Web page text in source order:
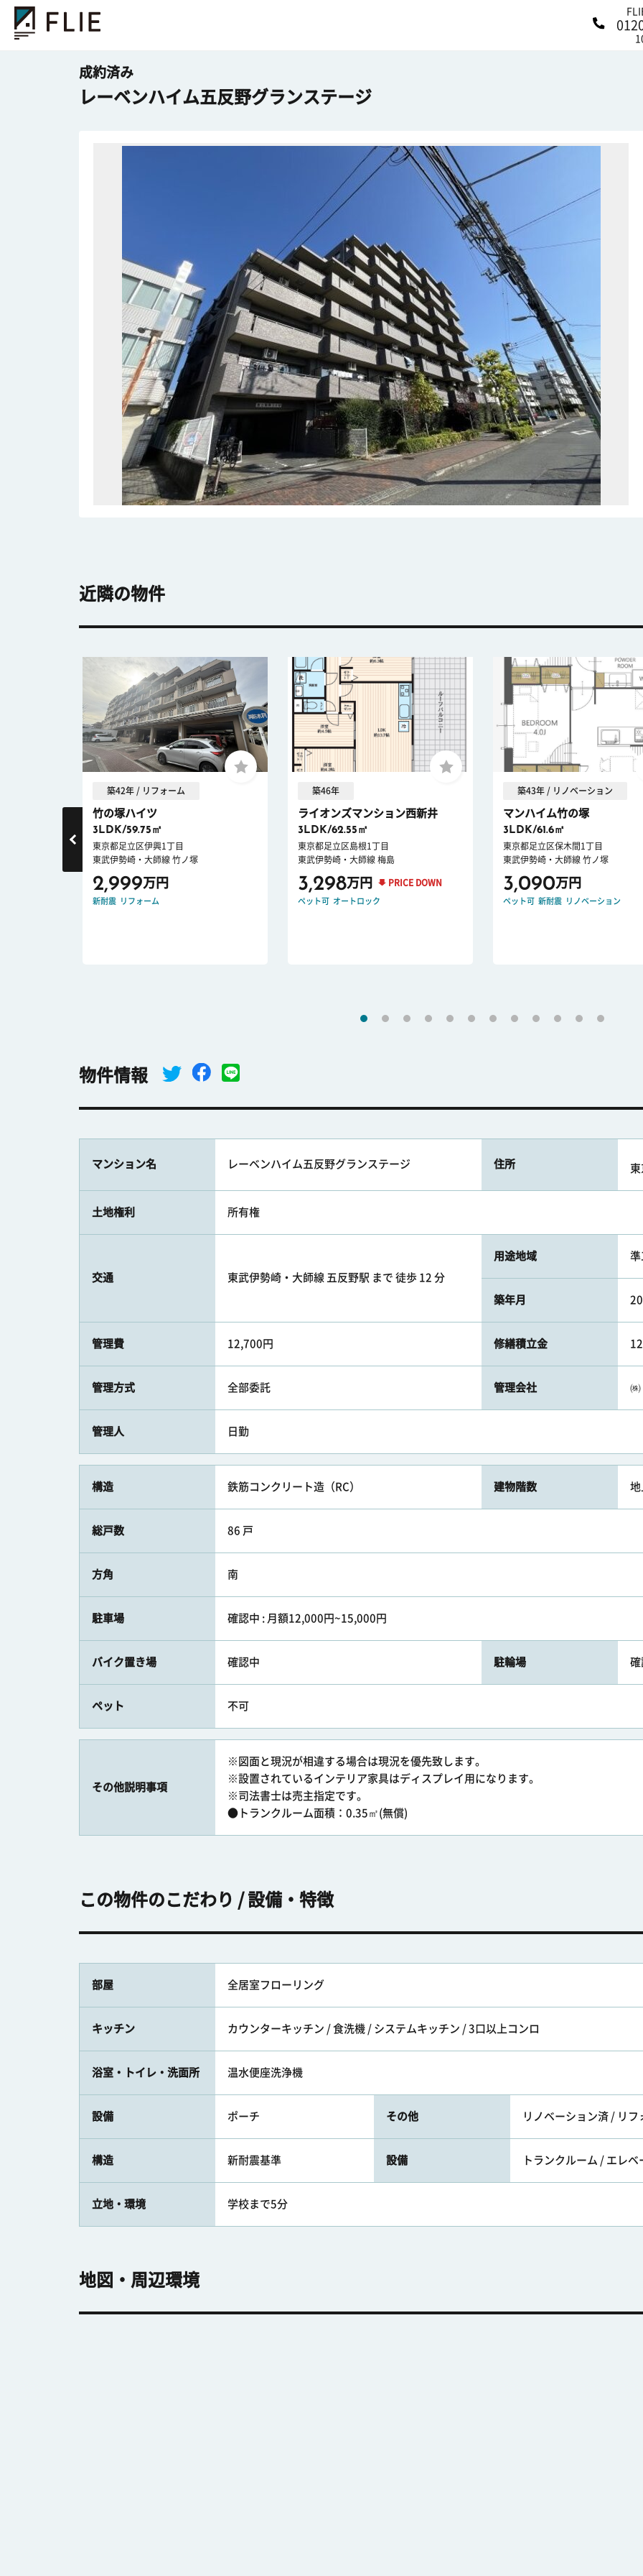
成約済み
レーベンハイム五反野グランステージ
近隣の物件
築42年 / リフォーム
竹の塚ハイツ
3LDK/59.75㎡
東京都足立区伊興1丁目
東武伊勢崎・大師線 竹ノ塚
2,999万円
新耐震 リフォーム
築46年
ライオンズマンション西新井
3LDK/62.55㎡
東京都足立区島根1丁目
東武伊勢崎・大師線 梅島
3,298万円 PRICE DOWN
ペット可 オートロック
築43年 / リノベーション
マンハイム竹の塚
3LDK/61.6㎡
東京都足立区保木間1丁目
東武伊勢崎・大師線 竹ノ塚
3,090万円
ペット可 新耐震 リノベーション
物件情報
マンション名 レーベンハイム五反野グランステージ 住所
土地権利 所有権
交通 東武伊勢崎・大師線 五反野駅 まで 徒歩 12 分
用途地域 準
築年月
管理費 12,700円 修繕積立金
管理方式 全部委託 管理会社 ㈱
管理人 日勤
構造 鉄筋コンクリート造（RC） 建物階数 地
総戸数 86 戸
方角 南
駐車場 確認中 : 月額12,000円~15,000円
バイク置き場 確認中 駐輪場 確
ペット 不可
その他説明事項
※図面と現況が相違する場合は現況を優先致します。
※設置されているインテリア家具はディスプレイ用になります。
※司法書士は売主指定です。
●トランクルーム面積：0.35㎡(無償)
この物件のこだわり / 設備・特徴
部屋 全居室フローリング
キッチン カウンターキッチン / 食洗機 / システムキッチン / 3口以上コンロ
浴室・トイレ・洗面所 温水便座洗浄機
設備 ポーチ その他 リノベーション済 / リフ
構造 新耐震基準 設備 トランクルーム / エレベ
立地・環境 学校まで5分
地図・周辺環境